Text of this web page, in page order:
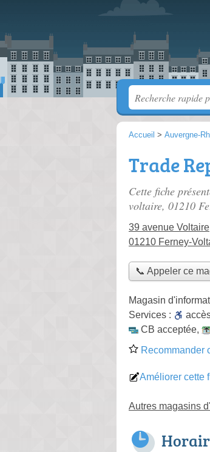
Accueil > Auvergne-
Trade
Cette fiche
voltaire, 01210
39 avenue Voltaire
01210 Ferney-
📞 Appeler ce
Magasin
Services :
CB acceptée,
Recommander
Améliorer cette
Autres magasins